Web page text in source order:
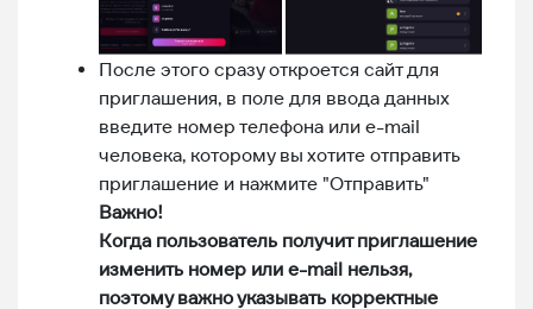
После этого сразу откроется сайт для
приглашения, в поле для ввода данных
введите номер телефона или e-mail
человека, которому вы хотите отправить
приглашение и нажмите "Отправить"
Важно!
Когда пользователь получит приглашение
изменить номер или e-mail нельзя,
поэтому важно указывать корректные